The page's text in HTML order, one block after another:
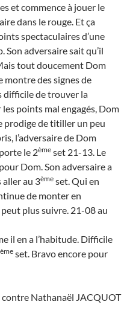
et commence à jouer le
dans le rouge. Et ça
spectaculaires d’une
adversaire sait qu’il
tout doucement Dom
montre des signes de
difficile de trouver la
points mal engagés, Dom
prodige de titiller un peu
l’adversaire de Dom
le 2ème set 21-13. Le
Dom. Son adversaire a
au 3ème set. Qui en
de monter en
plus suivre. 21-08 au
il en a l’habitude. Difficile
ème set. Bravo encore pour
Nathanaël JACQUOT